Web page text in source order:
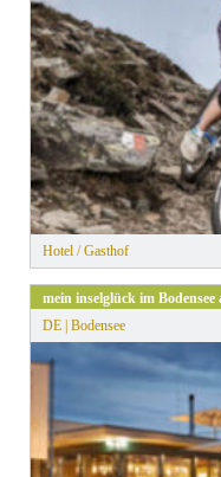
» Alle Filter zurücksetzen
Hotel / Gasthof
mein inselglück im
DE | Bodensee